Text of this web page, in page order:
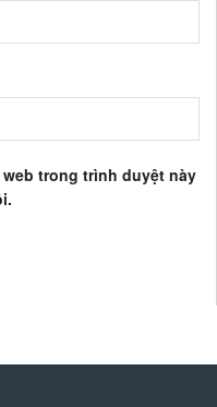
trong trình duyệt này